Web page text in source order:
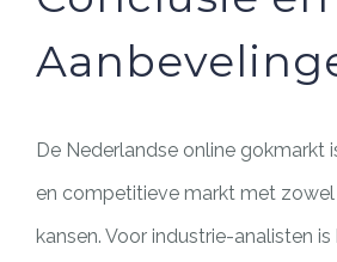
De Nederlandse online gokmarkt
en competitieve markt met
kansen. Voor industrie-analisten